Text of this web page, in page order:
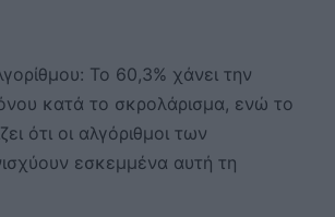
Το 60,3% χάνει την
κατά το σκρολάρισμα, ενώ το
ότι οι αλγόριθμοι των
εσκεμμένα αυτή τη